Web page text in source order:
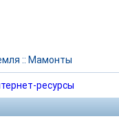
:: Мамонты
ресурсы